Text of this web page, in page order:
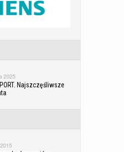
2025
Najszczęśliwsze